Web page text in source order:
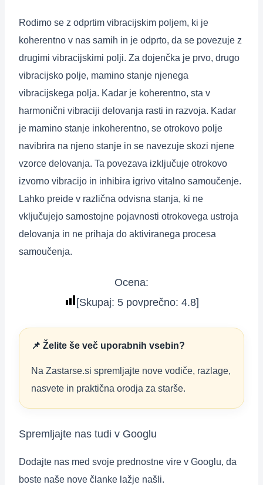
Rodimo se z odprtim vibracijskim poljem, ki je
koherentno v nas samih in je odprto, da se povezuje z
drugimi vibracijskimi polji. Za dojenčka je prvo, drugo
vibracijsko polje, mamino stanje njenega
vibracijskega polja. Kadar je koherentno, sta v
harmonični vibraciji delovanja rasti in razvoja. Kadar
je mamino stanje inkoherentno, se otrokovo polje
navibrira na njeno stanje in se navezuje skozi njene
vzorce delovanja. Ta povezava izključuje otrokovo
izvorno vibracijo in inhibira igrivo vitalno samoučenje.
Lahko preide v različna odvisna stanja, ki ne
vključujejo samostojne pojavnosti otrokovega ustroja
delovanja in ne prihaja do aktiviranega procesa
samoučenja.
Ocena:
[Skupaj: 5povprečno: 4.8]
📌 Želite še več uporabnih vsebin?
Na Zastarse.si spremljajte nove vodiče, razlage,
nasvete in praktična orodja za starše.
Spremljajte nas tudi v Googlu
Dodajte nas med svoje prednostne vire v Googlu, da
boste naše nove članke lažje našli.